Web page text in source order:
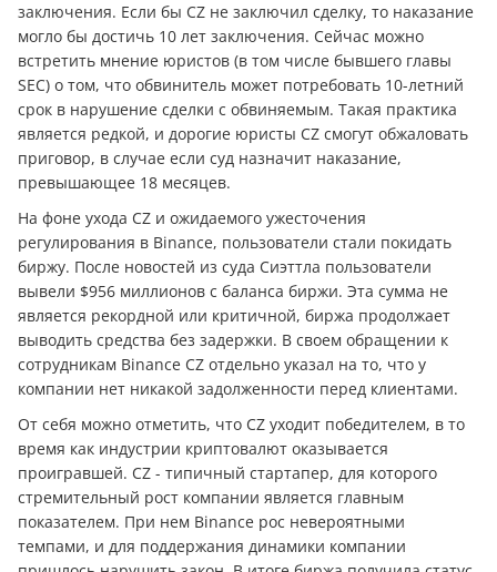
заключения. Если бы CZ не заключил сделку, то наказание
могло бы достичь 10 лет заключения. Сейчас можно
встретить мнение юристов (в том числе бывшего главы
SEC) о том, что обвинитель может потребовать 10-летний
срок в нарушение сделки с обвиняемым. Такая практика
является редкой, и дорогие юристы CZ смогут обжаловать
приговор, в случае если суд назначит наказание,
превышающее 18 месяцев.
На фоне ухода CZ и ожидаемого ужесточения
регулирования в Binance, пользователи стали покидать
биржу. После новостей из суда Сиэттла пользователи
вывели $956 миллионов с баланса биржи. Эта сумма не
является рекордной или критичной, биржа продолжает
выводить средства без задержки. В своем обращении к
сотрудникам Binance CZ отдельно указал на то, что у
компании нет никакой задолженности перед клиентами.
От себя можно отметить, что CZ уходит победителем, в то
время как индустрии криптовалют оказывается
проигравшей. CZ - типичный стартапер, для которого
стремительный рост компании является главным
показателем. При нем Binance рос невероятными
темпами, и для поддержания динамики компании